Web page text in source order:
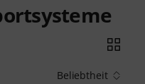
Beliebtheit